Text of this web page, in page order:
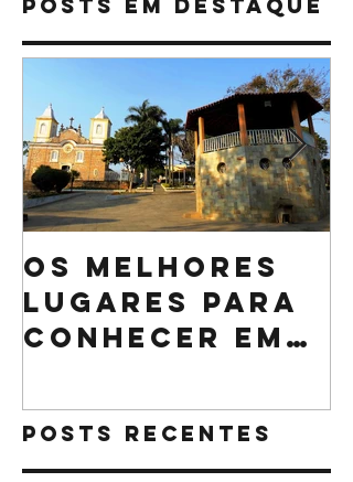
Posts Em Destaque
Os melhores
lugares para
Minas Gerais
Posts Recentes